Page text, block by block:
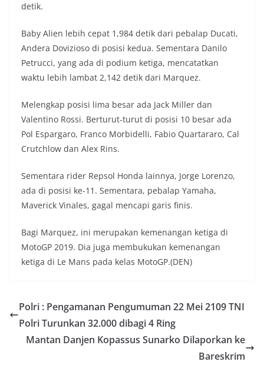
detik.
Baby Alien lebih cepat 1,984 detik dari pebalap Ducati,
Andera Dovizioso di posisi kedua. Sementara Danilo
Petrucci, yang ada di podium ketiga, mencatatkan
waktu lebih lambat 2,142 detik dari Marquez.
Melengkap posisi lima besar ada Jack Miller dan
Valentino Rossi. Berturut-turut di posisi 10 besar ada
Pol Espargaro, Franco Morbidelli, Fabio Quartararo, Cal
Crutchlow dan Alex Rins.
Sementara rider Repsol Honda lainnya, Jorge Lorenzo,
ada di posisi ke-11. Sementara, pebalap Yamaha,
Maverick Vinales, gagal mencapi garis finis.
Bagi Marquez, ini merupakan kemenangan ketiga di
MotoGP 2019. Dia juga membukukan kemenangan
ketiga di Le Mans pada kelas MotoGP.(DEN)
Polri : Pengamanan Pengumuman 22 Mei 2109 TNI
Polri Turunkan 32.000 dibagi 4 Ring
Mantan Danjen Kopassus Sunarko Dilaporkan ke
Bareskrim